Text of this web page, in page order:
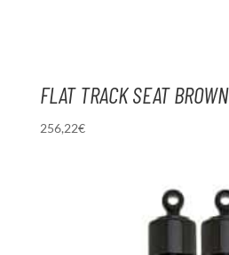
FLAT TRACK SEAT BROWN
256,22€